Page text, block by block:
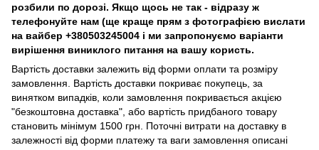
розбили по дорозі. Якщо щось не так - відразу ж
телефонуйте нам (ще краще прям з фотографією вислати
на вайбер +380503245004 і ми запропонуємо варіанти
вирішення виниклого питання на вашу користь.
Вартість доставки залежить від форми оплати та розміру
замовлення. Вартість доставки покриває покупець, за
винятком випадків, коли замовлення покривається акцією
"безкоштовна доставка", або вартість придбаного товару
становить мінімум 1500 грн. Поточні витрати на доставку в
залежності від форми платежу та ваги замовлення описані